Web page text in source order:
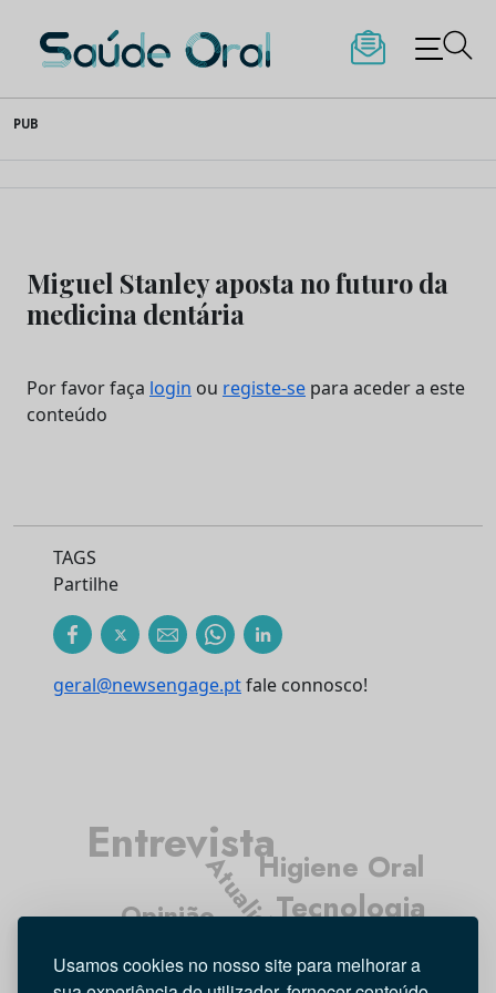
Usamos cookies no nosso site para melhorar a
to
content
Saúde Oral
PUB
Miguel Stanley aposta no futuro da
medicina dentária
Por favor faça login ou registe-se para aceder a este
conteúdo
TAGS
Partilhe
geral@newsengage.ptfale connosco!
Atualidade
Médicos Dentistas
Higiene Oral
Entrevista
Opinião Tecnologia
Investigação